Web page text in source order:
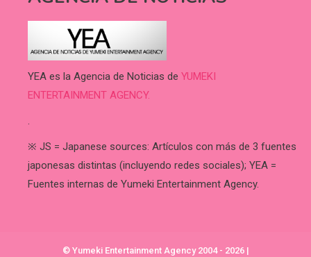
YEA es la Agencia de Noticias de YUMEKI
ENTERTAINMENT AGENCY.
.
※ JS = Japanese sources: Artículos con más de 3 fuentes
japonesas distintas (incluyendo redes sociales); YEA =
Fuentes internas de Yumeki Entertainment Agency.
© Yumeki Entertainment Agency 2004 - 2026 |